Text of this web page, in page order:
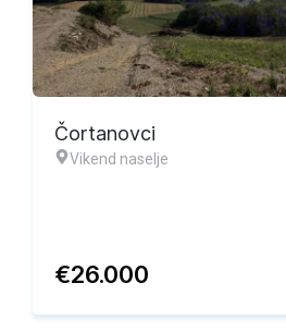
Čortanovci
Vikend naselje
€26.000